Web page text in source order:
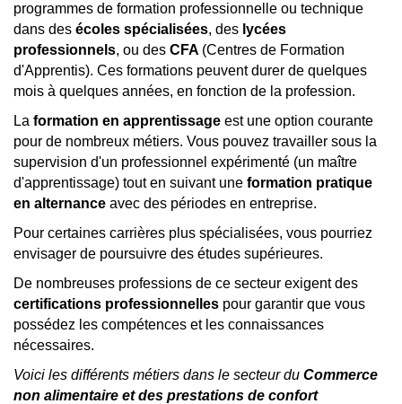
programmes de formation professionnelle ou technique
dans des écoles spécialisées, des lycées
professionnels, ou des CFA (Centres de Formation
d'Apprentis). Ces formations peuvent durer de quelques
mois à quelques années, en fonction de la profession.
La formation en apprentissage est une option courante
pour de nombreux métiers. Vous pouvez travailler sous la
supervision d'un professionnel expérimenté (un maître
d'apprentissage) tout en suivant une formation pratique
en alternance avec des périodes en entreprise.
Pour certaines carrières plus spécialisées, vous pourriez
envisager de poursuivre des études supérieures.
De nombreuses professions de ce secteur exigent des
certifications professionnelles pour garantir que vous
possédez les compétences et les connaissances
nécessaires.
Voici les différents métiers dans le secteur du Commerce
non alimentaire et des prestations de confort